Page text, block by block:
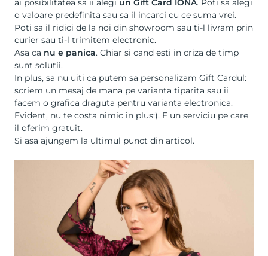
ai posibilitatea sa ii alegi un Gift Card IONA. Poti sa alegi
o valoare predefinita sau sa il incarci cu ce suma vrei.
Poti sa il ridici de la noi din showroom sau ti-l livram prin
curier sau ti-l trimitem electronic.
Asa ca nu e panica. Chiar si cand esti in criza de timp
sunt solutii.
In plus, sa nu uiti ca putem sa personalizam Gift Cardul:
scriem un mesaj de mana pe varianta tiparita sau ii
facem o grafica draguta pentru varianta electronica.
Evident, nu te costa nimic in plus:). E un serviciu pe care
il oferim gratuit.
Si asa ajungem la ultimul punct din articol.